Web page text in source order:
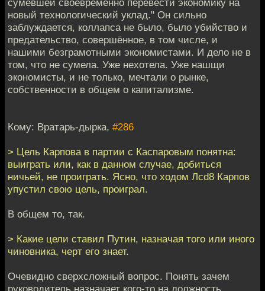
новый технологический уклад." Он сильно
заблуждается, коллапса не было, было убийство и
предательство, совершённое, в том числе, и
нашими безграмотными экономистами. И дело не в
том, что не сумела. Уже нехотела. Уже нашщи
экономисты, и не только, мечтали о рынке,
собственности в общем о капитализме.
Кому: Вратарь-дырка, #286
> Цель Карпова в партии с Каспаровым понятна:
выиграть или, как в данном случае, добиться
ничьей, не проиграть. Ясно, что ходом Лcd8 Карпов
упустил свою цель, проиграл.
В общем то, так.
> Какие цели ставил Путин, назначая того или иного
чиновника, черт его знает.
Очевидно сверхсложный вопрос. Понять зачем
руководитель назначает кого-то на должность